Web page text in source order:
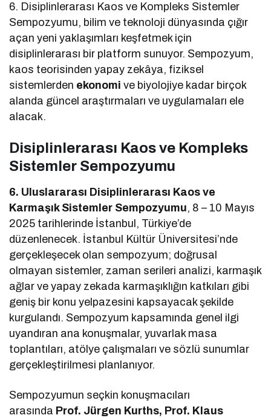
6. Disiplinlerarası Kaos ve Kompleks Sistemler
Sempozyumu, bilim ve teknoloji dünyasında çığır
açan yeni yaklaşımları keşfetmek için
disiplinlerarası bir platform sunuyor. Sempozyum,
kaos teorisinden yapay zekâya, fiziksel
sistemlerden ekonomi ve biyolojiye kadar birçok
alanda güncel araştırmaları ve uygulamaları ele
alacak.
Disiplinlerarası Kaos ve Kompleks
Sistemler Sempozyumu
6. Uluslararası Disiplinlerarası Kaos ve
Karmaşık Sistemler Sempozyumu, 8 – 10 Mayıs
2025 tarihlerinde İstanbul, Türkiye’de
düzenlenecek. İstanbul Kültür Üniversitesi’nde
gerçekleşecek olan sempozyum; doğrusal
olmayan sistemler, zaman serileri analizi, karmaşık
ağlar ve yapay zekada karmaşıklığın katkıları gibi
geniş bir konu yelpazesini kapsayacak şekilde
kurgulandı. Sempozyum kapsamında genel ilgi
uyandıran ana konuşmalar, yuvarlak masa
toplantıları, atölye çalışmaları ve sözlü sunumlar
gerçekleştirilmesi planlanıyor.
Sempozyumun seçkin konuşmacıları
arasında Prof. Jürgen Kurths, Prof. Klaus